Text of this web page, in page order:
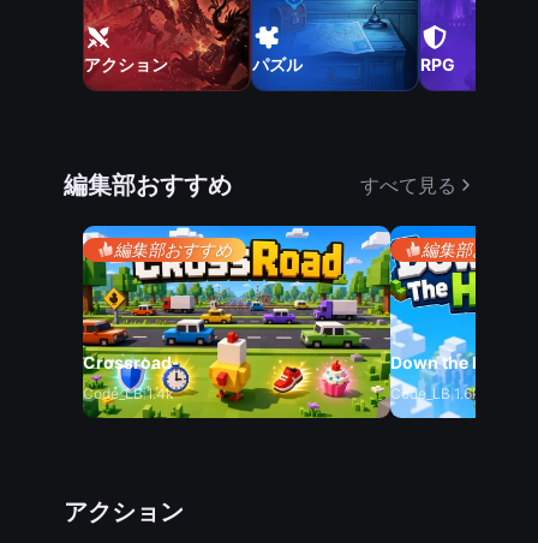
アクション パズル RPG
編集部おすすめ すべて見る
編集部おすすめ
Crossroad-
Code_LB 1.4k
編集部おすすめ
Down the hill
Code_LB 1.6k
アクション